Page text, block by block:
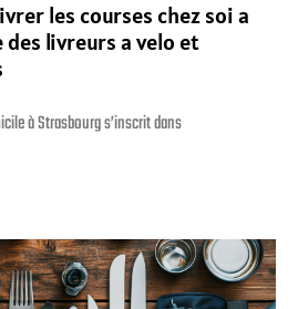
les courses chez soi a
des livreurs a velo et
à Strasbourg s’inscrit dans